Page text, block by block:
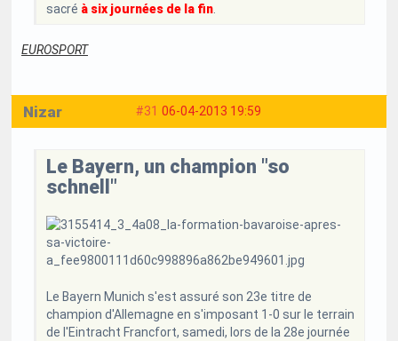
sacré à six journées de la fin.
EUROSPORT
#31 06-04-2013 19:59
Nizar
Le Bayern, un champion "so
schnell"
Le Bayern Munich s'est assuré son 23e titre de
champion d'Allemagne en s'imposant 1-0 sur le terrain
de l'Eintracht Francfort, samedi, lors de la 28e journée